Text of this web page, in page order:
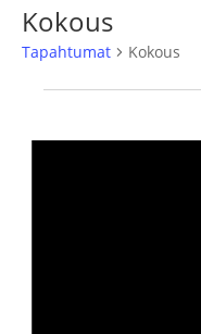
Kokous
Tapahtumat Kokous
Tapahtumat